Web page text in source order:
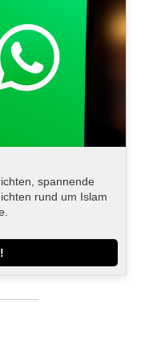
spannende
rund um Islam